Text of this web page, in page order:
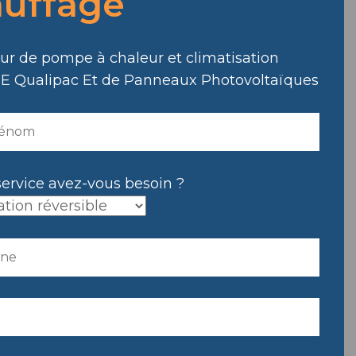
de pompe à chaleur et climatisation
Qualipac Et de Panneaux Photovoltaïques
avez-vous besoin ?